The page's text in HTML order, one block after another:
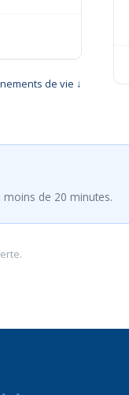
de vie ↓
de 20 minutes.
.